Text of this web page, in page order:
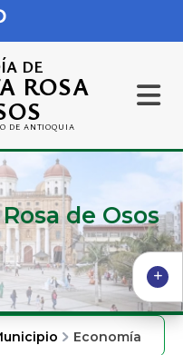
DE
ROSA
DE ANTIOQUIA
de Osos
Economía